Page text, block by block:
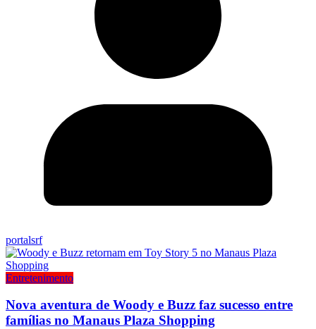
portalsrf
Entretenimento
Nova aventura de Woody e Buzz faz sucesso entre
famílias no Manaus Plaza Shopping